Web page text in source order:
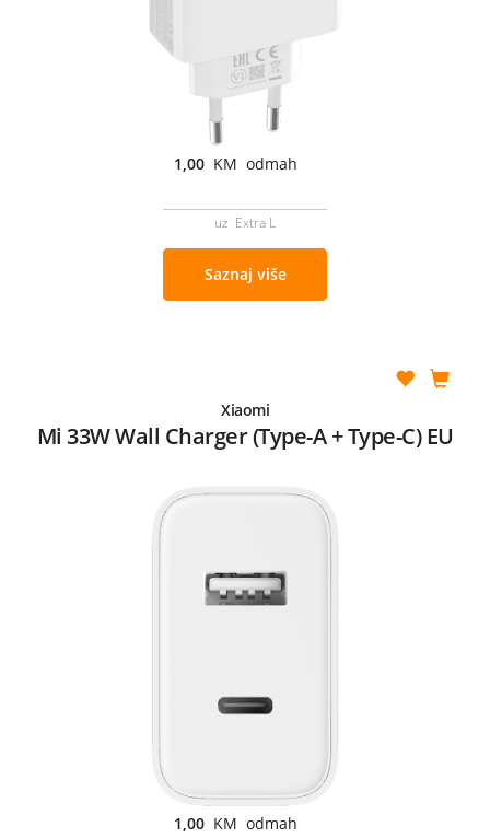
1,00 KM odmah
uz Extra L
Saznaj više
Xiaomi
Mi 33W Wall Charger (Type-A + Type-C) EU
1,00 KM odmah